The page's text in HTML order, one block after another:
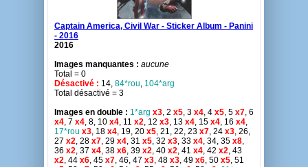
Captain America, Civil War - Sticker Album - Panini
- 2016
2016
Images manquantes : aucune
Total = 0
Désactivé : 14, 84*rou, 104*arg
Total désactivé = 3
Images en double : 1*arg x3, 2 x5, 3 x4, 4 x5, 5 x7, 6
x4, 7 x4, 8, 10 x4, 11 x2, 12 x3, 13 x4, 15 x4, 16 x4,
17*rou x3, 18 x4, 19, 20 x5, 21, 22, 23 x7, 24 x3, 26,
27 x2, 28 x7, 29 x4, 31 x5, 32 x3, 33 x4, 34, 35 x8,
36 x2, 37 x4, 38 x6, 39 x2, 40 x2, 41 x4, 42 x2, 43
x2, 44 x6, 45 x7, 46, 47 x3, 48 x3, 49 x6, 50 x5, 51